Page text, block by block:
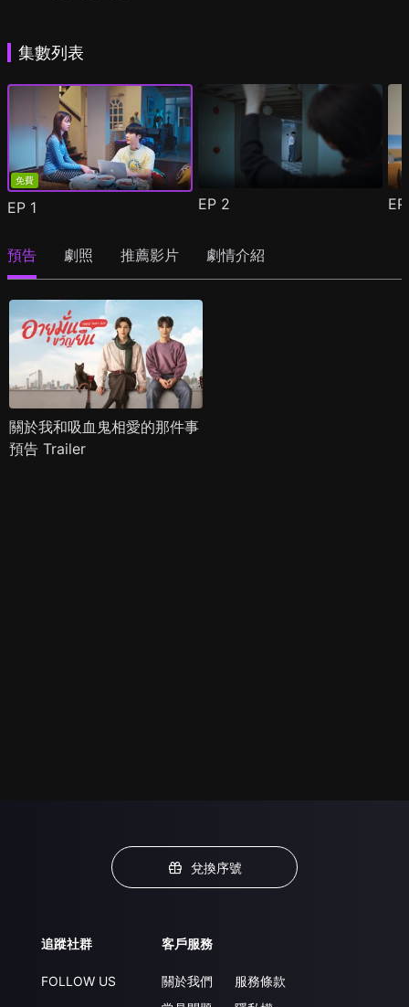
集數列表
免費
EP 1 EP 2
預告 劇照 推薦影片 劇情介紹
關於我和吸血鬼相愛的那件事
預告 Trailer
兌換序號
追蹤社群
FOLLOW US
客戶服務
關於我們
服務條款